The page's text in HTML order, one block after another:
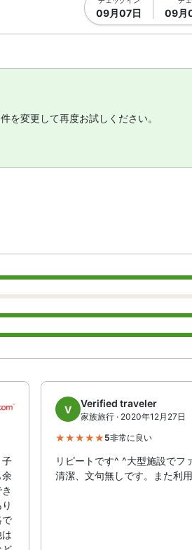
09月07日 09月
を変更して再度お試しください。
子
で
V
Verified traveler
家族旅行 · 2020年12月27日
5非常に良い
リピートです^ ^大型施設でフ
清潔、文句無しです。また利